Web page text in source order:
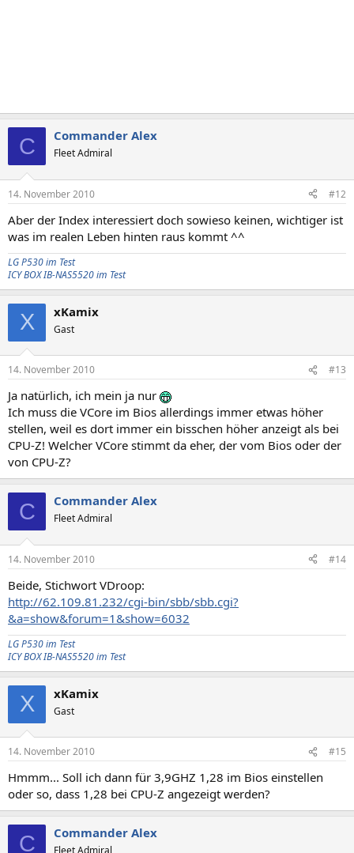
C Commander Alex
Fleet Admiral
14. November 2010 #12
Aber der Index interessiert doch sowieso keinen, wichtiger ist
was im realen Leben hinten raus kommt ^^
LG P530 im Test
ICY BOX IB-NAS5520 im Test
X xKamix
Gast
14. November 2010 #13
Ja natürlich, ich mein ja nur
Ich muss die VCore im Bios allerdings immer etwas höher
stellen, weil es dort immer ein bisschen höher anzeigt als bei
CPU-Z! Welcher VCore stimmt da eher, der vom Bios oder der
von CPU-Z?
C Commander Alex
Fleet Admiral
14. November 2010 #14
Beide, Stichwort VDroop:
http://62.109.81.232/cgi-bin/sbb/sbb.cgi?
&a=show&forum=1&show=6032
LG P530 im Test
ICY BOX IB-NAS5520 im Test
X xKamix
Gast
14. November 2010 #15
Hmmm... Soll ich dann für 3,9GHZ 1,28 im Bios einstellen
oder so, dass 1,28 bei CPU-Z angezeigt werden?
C Commander Alex
Fleet Admiral